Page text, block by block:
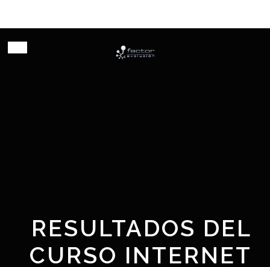
RESULTADOS DEL
CURSO INTERNET